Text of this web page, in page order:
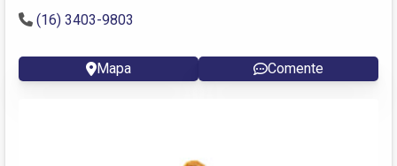
(16) 3403-9803
Mapa Comente